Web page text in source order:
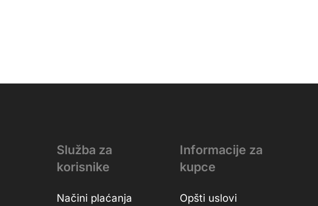
Služba za
korisnike
Načini plaćanja
Informacije za
kupce
Opšti uslovi